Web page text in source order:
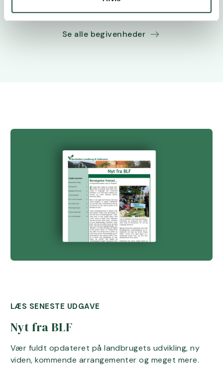
Se alle begivenheder
LÆS SENESTE UDGAVE
Nyt fra BLF
Vær fuldt opdateret på landbrugets udvikling, ny
viden, kommende arrangementer og meget mere.